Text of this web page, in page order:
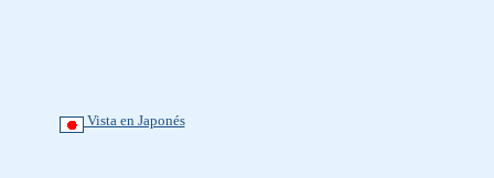
Vista en Japonés